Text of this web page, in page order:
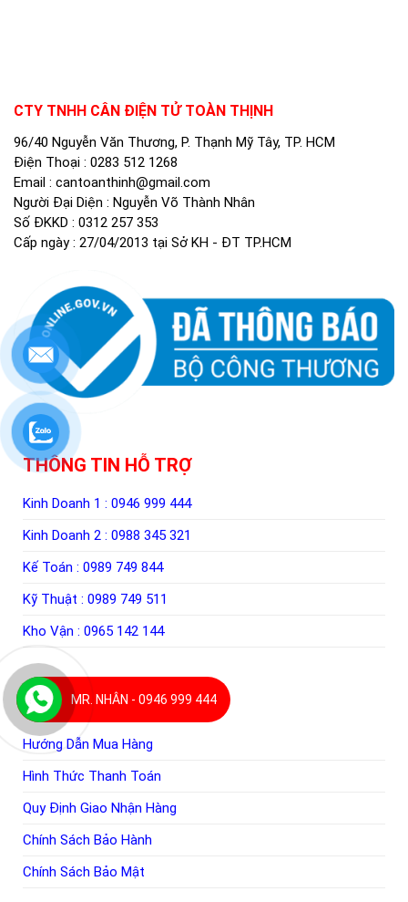
CTY TNHH CÂN ĐIỆN TỬ TOÀN THỊNH
96/40 Nguyễn Văn Thương, P. Thạnh Mỹ Tây, TP. HCM
Điện Thoại : 0283 512 1268
Email : cantoanthinh@gmail.com
Người Đại Diện : Nguyễn Võ Thành Nhân
Số ĐKKD : 0312 257 353
Cấp ngày : 27/04/2013 tại Sở KH - ĐT TP.HCM
THÔNG TIN HỖ TRỢ
Kinh Doanh 1 : 0946 999 444
Kinh Doanh 2 : 0988 345 321
Kế Toán : 0989 749 844
Kỹ Thuật : 0989 749 511
Kho Vận : 0965 142 144
THÔNG TIN CHUNG
Hướng Dẫn Mua Hàng
Hình Thức Thanh Toán
Quy Định Giao Nhận Hàng
Chính Sách Bảo Hành
Chính Sách Bảo Mật
MR. NHÂN - 0946 999 444